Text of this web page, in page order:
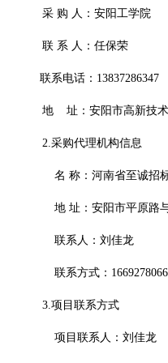
采 购 人：安阳工学院
联 系 人：任保荣
联系电话： 13837286347
地 址：安阳市高新技
2.采购代理机构信息
名 称： 河南省至诚招
地 址：安阳市平原路
联系人：刘佳龙
联系方式：
3.项目联系方式
项目联系人：刘佳龙